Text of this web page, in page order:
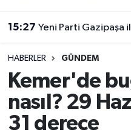
15:27 Yeni Parti Gazipaşa
HABERLER GÜNDEM
Kemer'de
nasıl? 29
31 derece
Ekonomi
Resmi İlanlar
Alanyaspor
Antalya Namaz
Süper Lig Puan
Tüm Manşetler